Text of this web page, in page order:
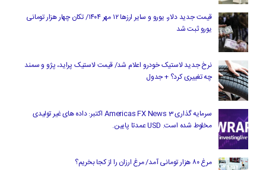
قیمت جدید دلار، یورو و سایر ارزها ۱۲ مهر ۱۴۰۴/ تکان چهار هزار تومانی
یورو ثبت شد
نرخ جدید لاستیک خودرو اعلام شد/ قیمت لاستیک پراید، پژو و سمند
چه تغییری کرد؟ + جدول
سرمایه گذاری Americas FX News 3 اکتبر: داده های غیر تولیدی
مخلوط شده است. USD عمدتا پایین.
مرغ ۸۰ هزار تومانی آمد/ مرغ ارزان را از کجا بخریم؟